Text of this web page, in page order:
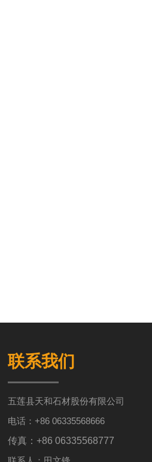
联系我们
五莲县天和石材股份有限公司
电话：+86 06335568666
传真：+86 06335568777